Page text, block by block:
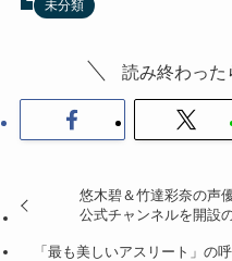
未分類
読み終わった
悠木碧＆竹達彩奈の声
公式チャンネルを開設
「最も美しいアスリート」の